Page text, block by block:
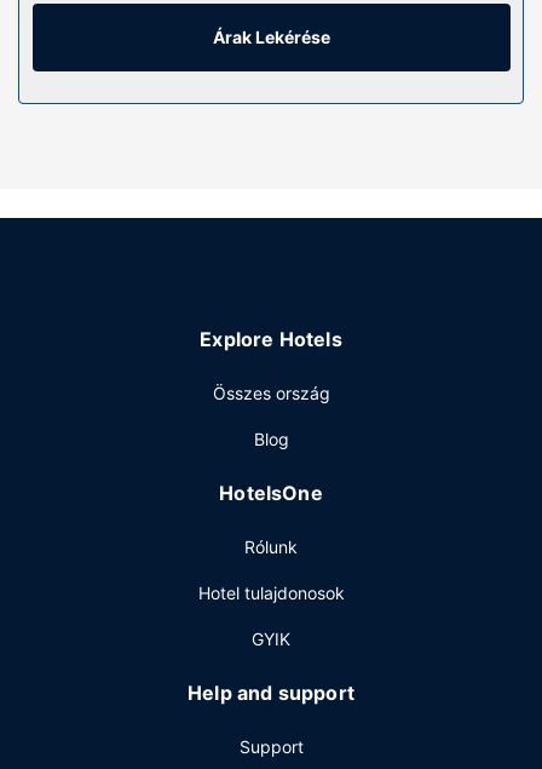
grillezési lehetőség.
Árak Lekérése
Explore Hotels
Összes ország
Blog
HotelsOne
Rólunk
Hotel tulajdonosok
GYIK
Help and support
Support